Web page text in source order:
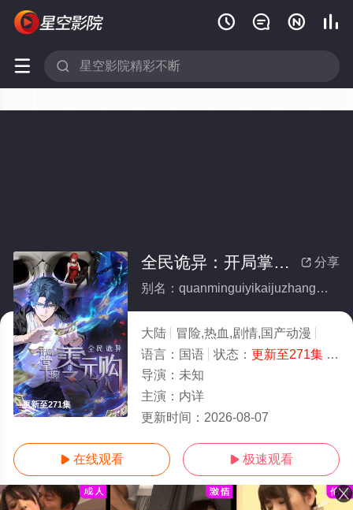
   
 
更新至271集
 分享
全民诡异：开局掌握零元购动态漫画
别名：quanminguiyikaijuzhangwolingyuangoudongtaimanhua
大陆 冒险,热血,剧情,国产动漫
语言： 国语 状态： 更新至271集- 免费在线观看
导演： 未知
主演： 内详
更新时间： 2026-08-07
 在线观看  极速观看